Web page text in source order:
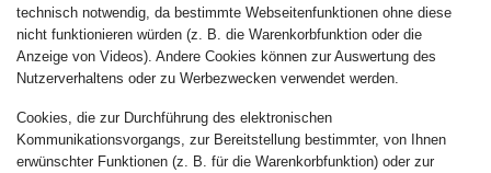
technisch notwendig, da bestimmte Webseitenfunktionen ohne diese
nicht funktionieren würden (z. B. die Warenkorbfunktion oder die
Anzeige von Videos). Andere Cookies können zur Auswertung des
Nutzerverhaltens oder zu Werbezwecken verwendet werden.
Cookies, die zur Durchführung des elektronischen
Kommunikationsvorgangs, zur Bereitstellung bestimmter, von Ihnen
erwünschter Funktionen (z. B. für die Warenkorbfunktion) oder zur